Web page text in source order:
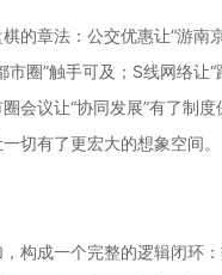
章法：公交优惠让“游南
市圈”触手可及；S线网络让
会议让“协同发展”有了制
切有了更宏大的想象空间。
成一个完整的逻辑闭环：